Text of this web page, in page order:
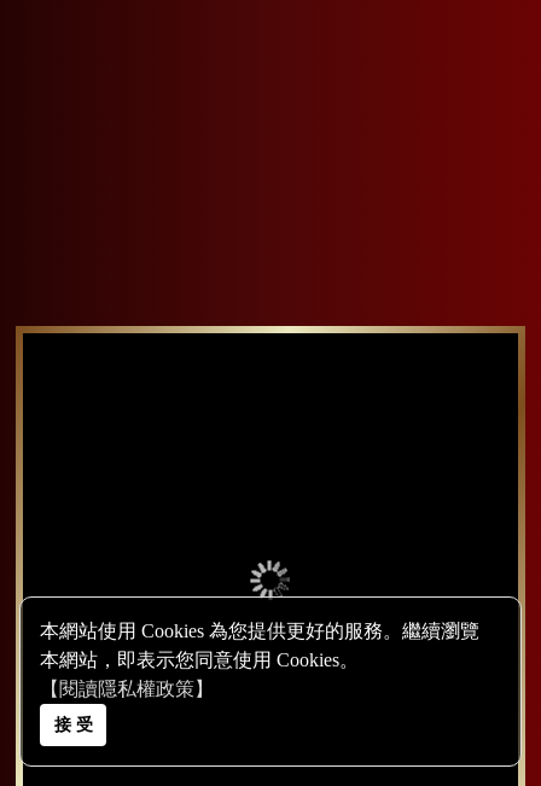
本網站使用 Cookies 為您提供更好的服務。繼續瀏覽
本網站，即表示您同意使用 Cookies。
【閱讀隱私權政策】
接 受
海鮮披薩